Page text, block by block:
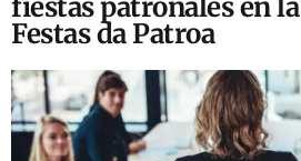
fiestas patronales en
Festas da Patroa